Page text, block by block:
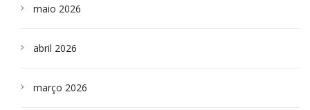
maio 2026
abril 2026
março 2026